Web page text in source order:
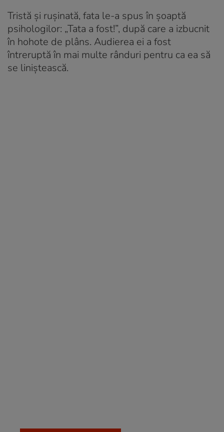
Tristă și rușinată, fata le-a spus în șoaptă
psihologilor: „Tata a fost!”, după care a izbucnit
în hohote de plâns. Audierea ei a fost
întreruptă în mai multe rânduri pentru ca ea să
se liniștească.